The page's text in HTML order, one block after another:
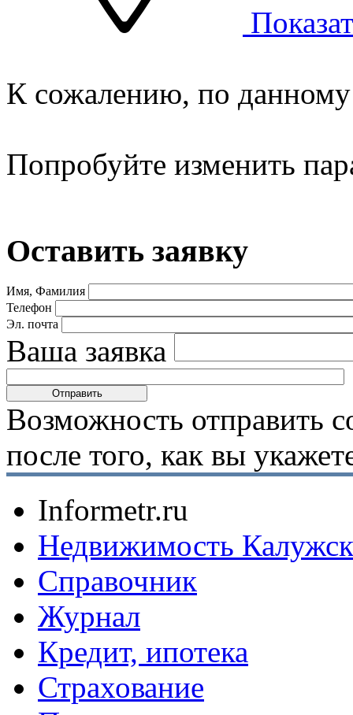
К сожалению, по данному
Попробуйте изменить
Оставить заявку
Имя, Фамилия
Телефон
Эл. почта
Ваша заявка
Возможность отправить
после того, как вы
Informetr.ru
Недвижимость
Справочник
Журнал
Кредит, ипотека
Страхование